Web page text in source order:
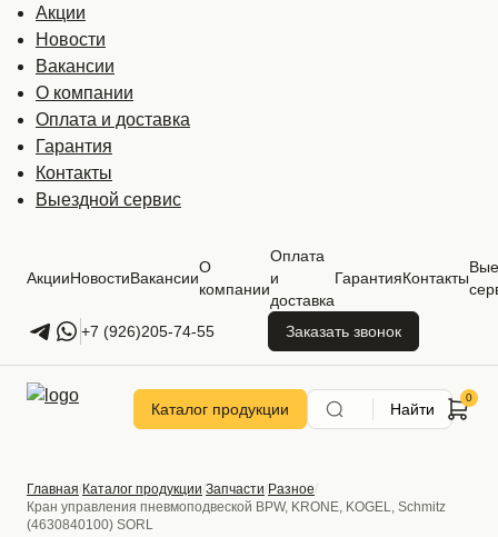
Акции
Новости
Вакансии
О компании
Оплата и доставка
Гарантия
Контакты
Выездной сервис
АкцииНовостиВакансии
О
компании
Оплата
и
доставка
ГарантияКонтакты
+7 (926)205-74-55 Заказать звонок
Каталог продукции Найти
Главная Каталог продукции Запчасти Разное
Кран управления пневмоподвеской BPW, KRONE, KOGEL, Schmitz
(4630840100) SORL